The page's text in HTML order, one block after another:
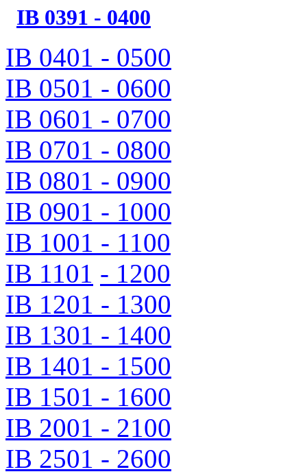
IB 0391 - 0400
IB 0401 - 0500
IB 0501 - 0600
IB 0601 - 0700
IB 0701 - 0800
IB 0801 - 0900
IB 0901 - 1000
IB 1001 - 1100
IB 1101 - 1200
IB 1201 - 1300
IB 1301 - 1400
IB 1401 - 1500
IB 1501 - 1600
IB 2001 - 2100
IB 2501 - 2600